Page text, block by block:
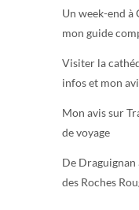
Un week-end à
mon guide
Visiter la
infos et mon
Mon avis sur
de voyage
De Draguignan
des Roches